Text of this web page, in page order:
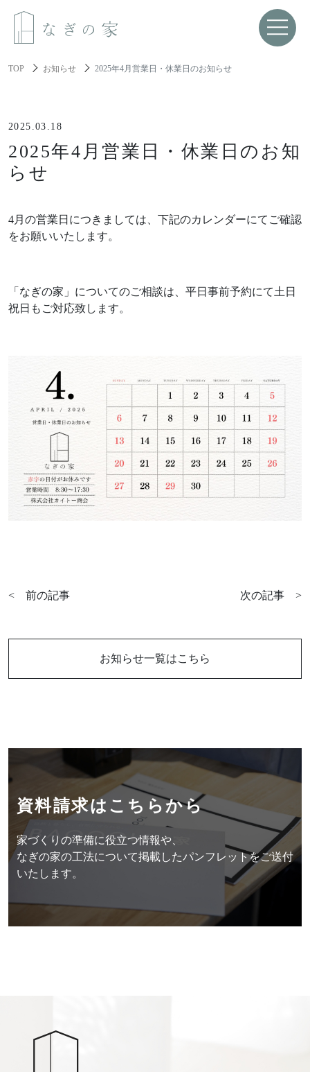
なぎの家について
Spec
性能と機能美
Resilience
レジリエンス住宅
家づくりについて
家づくりの流れ
Works
Interview
お客様の声
We are nagi
Blog News
ポリシーに関して
Follow us
お問い合わせはこちらから
TOP お知らせ 2025年4月営業日・休業日のお知らせ
2025.03.18
2025年4月営業日・休業日のお知
らせ
4月の営業日につきましては、下記のカレンダーにてご確認
をお願いいたします。
「なぎの家」についてのご相談は、平日事前予約にて土日
祝日もご対応致します。
< 前の記事
お知らせ一覧はこちら
次の記事 >
資料請求はこちらから
家づくりの準備に役立つ情報や、
なぎの家の工法について掲載したパンフレットをご送付
いたします。